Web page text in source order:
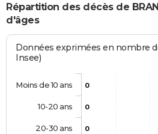
Répartition des décès de
d'âges
Données exprimées en nombre
Insee)
0
0
0
Moins de 10 ans
10-20 ans
20-30 ans